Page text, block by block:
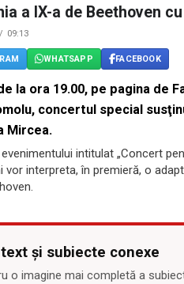
a IX-a de Beethoven
09:13
WHATSAPP FACEBOOK
la ora 19.00, pe pagina de
concertul special
Mircea.
intitulat „Concert
vor interpreta, în premieră, o
și subiecte conexe
o imagine mai completă a